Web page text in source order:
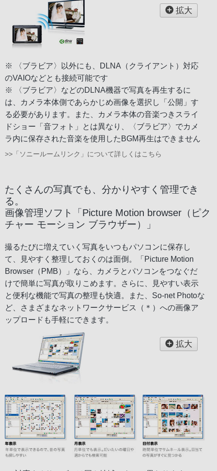
拡大
※ 〈ブラビア〉以外にも、DLNA（クライアント）対応
のVAIOなどとも接続可能です
※ 〈ブラビア〉などのDLNA機器で写真を再生するに
は、カメラ本体側であらかじめ画像を選択し「公開」す
る必要があります。また、カメラ本体の音楽つきスライ
ドショー「音フォト」とは異なり、〈ブラビア〉でカメ
ラ内に保存された音楽を使用したBGM再生はできません
>>「ソニールームリンク」について詳しくはこちら
たくさんの写真でも、分かりやすく管理でき
る。
画像管理ソフト「Picture Motion browser（ピク
チャー モーション ブラウザー）」
撮るたびに増えていく写真をいつもパソコンに保存し
て、見やすく整理しておくのは面倒。「Picture Motion
Browser（PMB）」なら、カメラとパソコンをつなぐだ
けで簡単に写真が取りこめます。さらに、見やすい表示
と便利な機能で写真の整理も快適。また、So-net Photoな
ど、さまざまなネットワークサービス（＊）への画像ア
ップロードも手軽にできます。
拡大